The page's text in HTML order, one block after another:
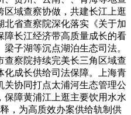
域查察协做，共建长江上逛
北省查察院深化落实《关于加
障长江经济带高质量成长的看
子湖等沉点湖泊生态司法。
查察院持续完美长三角区域查
化成长供给司法保障。上海青
关协同打点太浦河生态管理公
障黄浦江上逛主要饮用水水
，为高质效办案供给轨制供